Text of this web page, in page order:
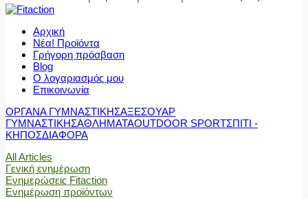
Αρχική
Νέα! Προϊόντα
Γρήγορη πρόσβαση
Blog
Ο λογαριασμός μου
Επικοινωνία
ΟΡΓΑΝΑ ΓΥΜΝΑΣΤΙΚΗΣΑΞΕΣΟΥΑΡ
ΓΥΜΝΑΣΤΙΚΗΣΑΘΛΗΜΑΤΑOUTDOOR SPORTΣΠΙΤΙ -
ΚΗΠΟΣΔΙΑΦΟΡΑ
All Articles
Γενική ενημέρωση
Ενημερώσεις Fitaction
Ενημέρωση προϊόντων